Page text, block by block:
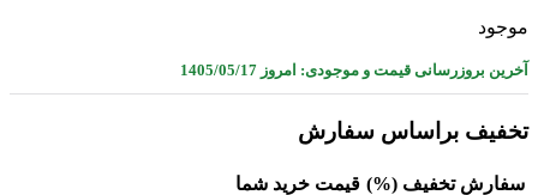
موجود
آخرین بروزرسانی قیمت و موجودی: امروز 1405/05/17
تخفیف براساس سفارش
سفارش تخفیف (%) قيمت خرید شما